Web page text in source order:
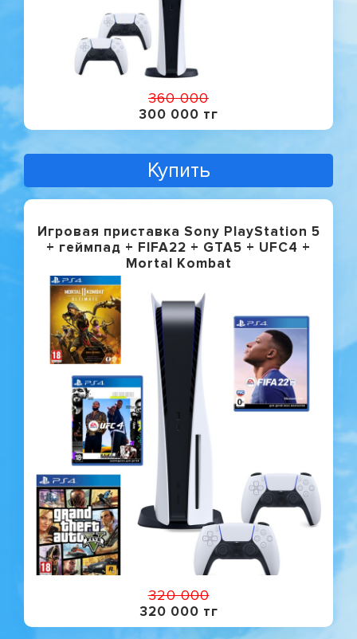
360 000
300 000 тг
Купить
Игровая приставка Sony PlayStation 5
+ геймпад + FIFA22 + GTA5 + UFC4 +
Mortal Kombat
320 000
320 000 тг